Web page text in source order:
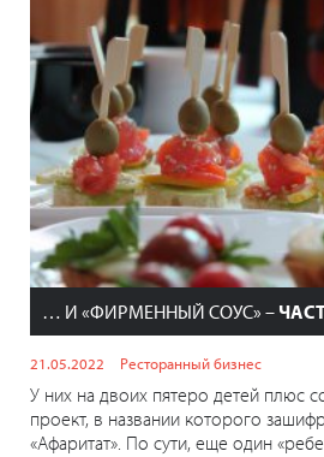
… И «ФИРМЕННЫЙ СОУС» –
21.05.2022 Ресторанный бизнес
У них на двоих пятеро детей плюс
проект, в названии которого
«Афаритат». По сути, еще один